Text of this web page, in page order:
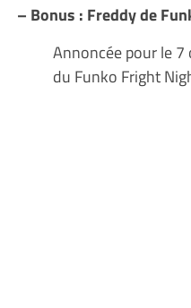
– Bonus : Freddy de
Annoncée pour le
du Funko Fright